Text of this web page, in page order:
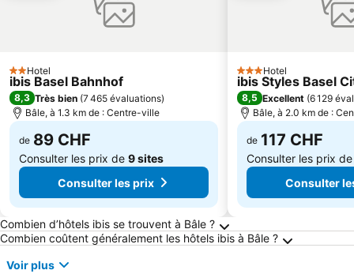
2 Étoiles
Hotel
ibis Basel Bahnhof
8,3 Très bien (7 465 évaluations)
Bâle, à 1.3 km de : Centre-ville
de 89 CHF
Consulter les prix de 9 sites
Consulter les prix
3 Étoiles
Hotel
ibis Styles Basel
8,5 Excellent (6 129
Bâle, à 2.0 km de :
de 117 CHF
Consulter les prix
Consulter
Frequently Asked Questions about Bâle
Combien d’hôtels ibis se trouvent à Bâle ?
Combien coûtent généralement les hôtels ibis à Bâle ?
Voir plus